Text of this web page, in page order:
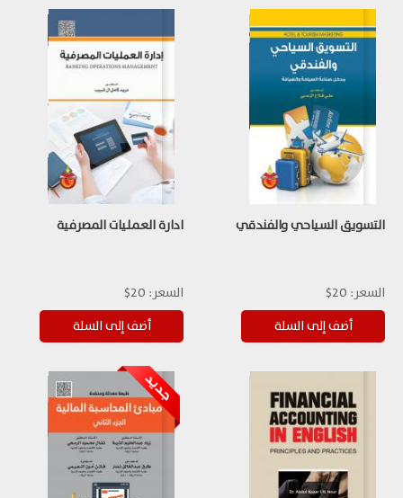
التسويق السياحي والفندقي
السعر: 20$
ادارة العمليات المصرفية
السعر: 20$